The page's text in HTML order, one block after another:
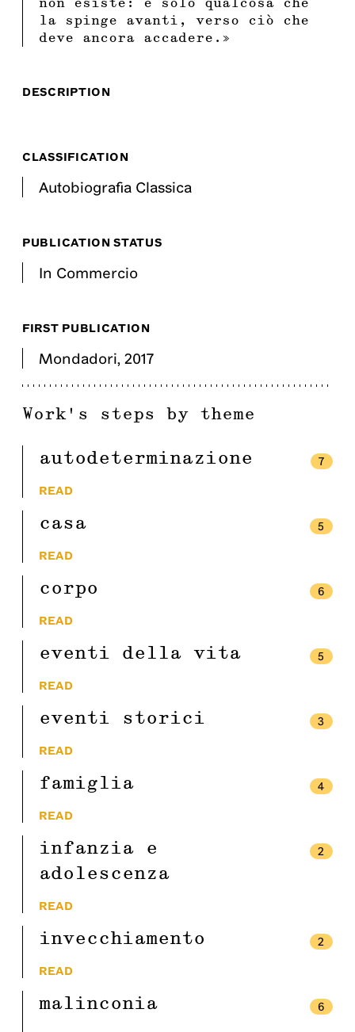
non esiste: è solo qualcosa che
la spinge avanti, verso ciò che
deve ancora accadere.»
DESCRIPTION
CLASSIFICATION
Autobiografia Classica
PUBLICATION STATUS
In Commercio
FIRST PUBLICATION
Mondadori, 2017
Work's steps by theme
autodeterminazione
7
READ
casa
5
READ
corpo
6
READ
eventi della vita
5
READ
eventi storici
3
READ
famiglia
4
READ
infanzia e
adolescenza
2
READ
invecchiamento
2
READ
malinconia
6